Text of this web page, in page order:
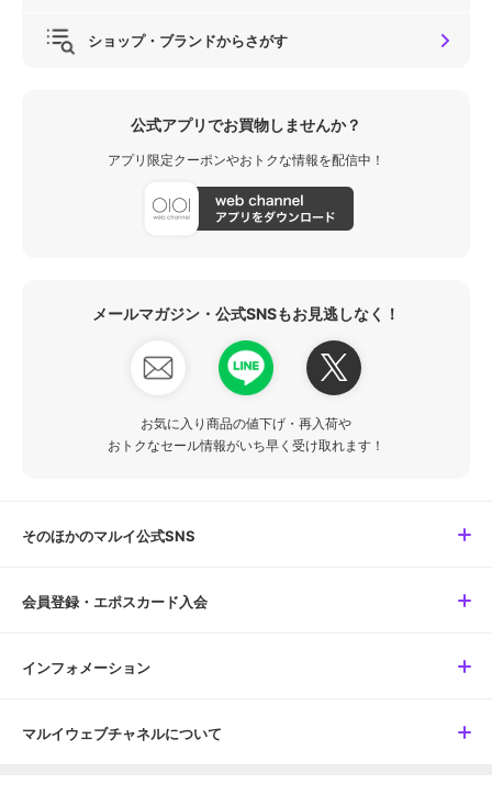
ショップ・ブランドからさがす
公式アプリでお買物しませんか？
アプリ限定クーポンやおトクな情報を配信中！
メールマガジン・公式SNSもお見逃しなく！
お気に入り商品の値下げ・再入荷や
おトクなセール情報がいち早く受け取れます！
そのほかのマルイ公式SNS
会員登録・エポスカード入会
インフォメーション
マルイウェブチャネルについて